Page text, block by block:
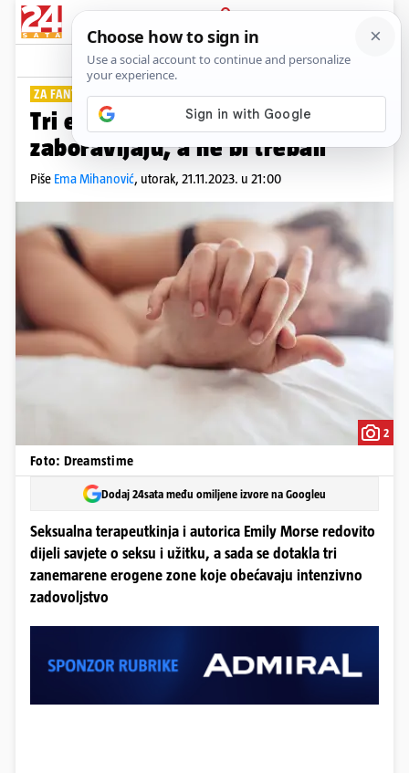
PRIJAVA
Lifestyle Komentari
ZA FANTASTIČNO ISKUSTVO
Tri erogene zone koje mnogi
zaboravljaju, a ne bi trebali
Piše Ema Mihanović, utorak, 21.11.2023. u 21:00
2
Foto: Dreamstime
Dodaj 24sata među omiljene izvore na Googleu
Seksualna terapeutkinja i autorica Emily Morse redovito
dijeli savjete o seksu i užitku, a sada se dotakla tri
zanemarene erogene zone koje obećavaju intenzivno
zadovoljstvo